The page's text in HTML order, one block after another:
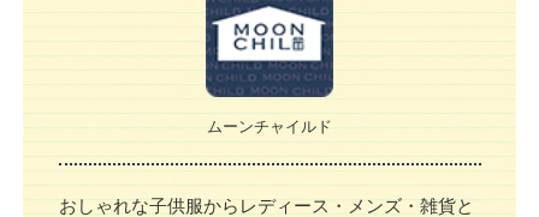
ムーンチャイルド
おしゃれな子供服からレディース・メンズ・雑貨と